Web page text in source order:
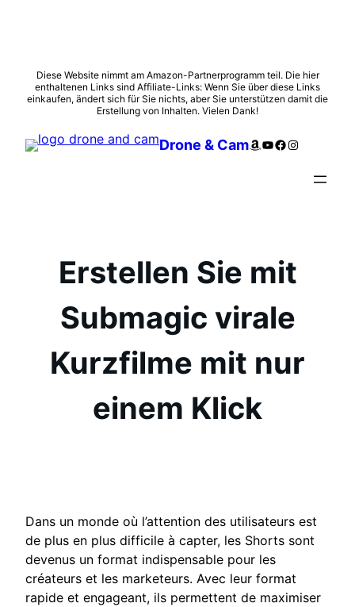
Inhalt
Diese Website nimmt am Amazon-Partnerprogramm teil. Die hier
enthaltenen Links sind Affiliate-Links: Wenn Sie über diese Links
einkaufen, ändert sich für Sie nichts, aber Sie unterstützen damit die
Erstellung von Inhalten. Vielen Dank!
Drone & CamAmazon
YouTube
Facebook
Instagram
Erstellen Sie mit
Submagic virale
Kurzfilme mit nur
einem Klick
Dans un monde où l’attention des utilisateurs est
de plus en plus difficile à capter, les Shorts sont
devenus un format indispensable pour les
créateurs et les marketeurs. Avec leur format
rapide et engageant, ils permettent de maximiser